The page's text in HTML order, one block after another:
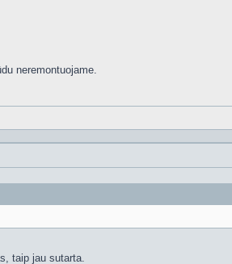
neremontuojame.
taip jau sutarta.